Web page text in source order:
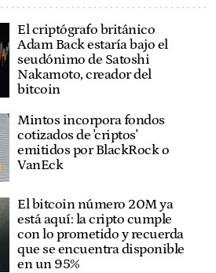
El criptógrafo británico
Adam Back estaría bajo el
seudónimo de Satoshi
Nakamoto, creador del
bitcoin
Mintos incorpora fondos
cotizados de 'criptos'
emitidos por BlackRock o
VanEck
El bitcoin número 20M ya
está aquí: la cripto cumple
con lo prometido y recuerda
que se encuentra disponible
en un 95%